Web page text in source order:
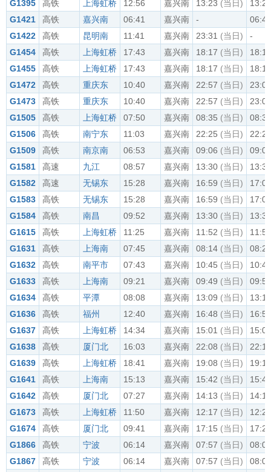
G1395 高铁 上海虹桥 12:56 嘉兴南 13:23 (当日)
13:25
G1421
高铁 嘉兴南 06:41 嘉兴南 -
06:41
G1422
高铁 昆明南 11:41 嘉兴南 23:31 (当日)
-
G1454
高铁 上海虹桥 17:43 嘉兴南 18:17 (当日)
18:19
G1455
高铁 上海虹桥 17:43 嘉兴南 18:17 (当日)
18:19
G1472
高铁 重庆东 10:40 嘉兴南 22:57 (当日)
23:02
G1473
高铁 重庆东 10:40 嘉兴南 22:57 (当日)
23:02
G1505
高铁 上海虹桥 07:50 嘉兴南 08:35 (当日)
08:37
G1506
高铁 南宁东 11:03 嘉兴南 22:25 (当日)
22:28
G1509
高铁 南京南 06:53 嘉兴南 09:06 (当日)
09:08
G1581
高速 九江 08:57 嘉兴南 13:30 (当日)
13:33
G1582
高速 无锡东 15:28 嘉兴南 16:59 (当日)
17:01
G1583
高铁 无锡东 15:28 嘉兴南 16:59 (当日)
17:01
G1584
高铁 南昌 09:52 嘉兴南 13:30 (当日)
13:33
G1615
高铁 上海虹桥 11:25 嘉兴南 11:52 (当日)
11:55
G1631
高铁 上海南 07:45 嘉兴南 08:14 (当日)
08:26
G1632
高铁 南平市 07:43 嘉兴南 10:45 (当日)
10:47
G1633
高铁 上海南 09:21 嘉兴南 09:49 (当日)
09:51
G1634
高铁 平潭 08:08 嘉兴南 13:09 (当日)
13:11
G1636
高铁 福州 12:40 嘉兴南 16:48 (当日)
16:50
G1637
高铁 上海虹桥 14:34 嘉兴南 15:01 (当日)
15:03
G1638
高铁 厦门北 16:03 嘉兴南 22:08 (当日)
22:11
G1639
高铁 上海虹桥 18:41 嘉兴南 19:08 (当日)
19:10
G1641
高铁 上海南 15:13 嘉兴南 15:42 (当日)
15:44
G1642
高铁 厦门北 07:27 嘉兴南 14:13 (当日)
14:15
G1673
高铁 上海虹桥 11:50 嘉兴南 12:17 (当日)
12:26
G1674
高铁 厦门北 09:41 嘉兴南 17:15 (当日)
17:20
G1866
高铁 宁波 06:14 嘉兴南 07:57 (当日)
08:00
G1867
高铁 宁波 06:14 嘉兴南 07:57 (当日)
08:00